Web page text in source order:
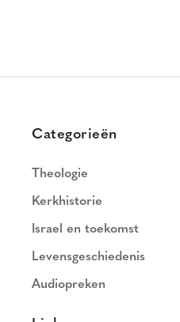
Categorieën
Theologie
Kerkhistorie
Israel en toekomst
Levensgeschiedenis
Audiopreken